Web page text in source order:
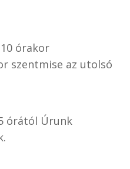
órakor
szentmise az utolsó
órától Úrunk